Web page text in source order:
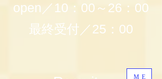
open／10：00～26：00
最終受付／25：00
ME